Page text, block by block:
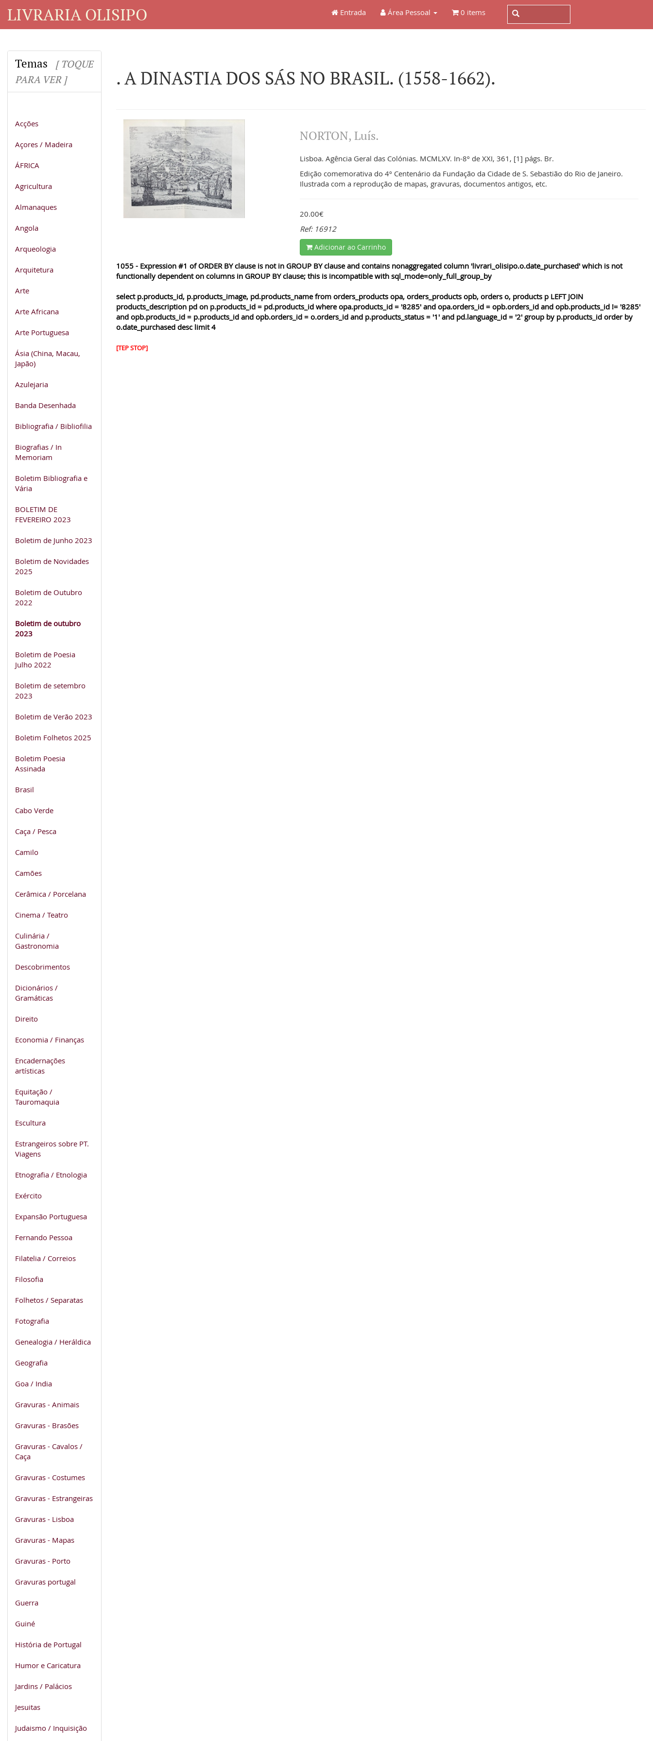
LIVRARIA OLISIPO Entrada Área Pessoal 0 items
Temas
[ TOQUE
PARA VER ]
Acções
Açores / Madeira
ÁFRICA
Agricultura
Almanaques
Angola
Arqueologia
Arquitetura
Arte
Arte Africana
Arte Portuguesa
Ásia (China, Macau,
Japão)
Azulejaria
Banda Desenhada
Bibliografia / Bibliofilia
Biografias / In
Memoriam
Boletim Bibliografia e
Vária
BOLETIM DE
FEVEREIRO 2023
Boletim de Junho 2023
Boletim de Novidades
2025
Boletim de Outubro
2022
Boletim de outubro
2023
Boletim de Poesia
Julho 2022
Boletim de setembro
2023
Boletim de Verão 2023
Boletim Folhetos 2025
Boletim Poesia
Assinada
Brasil
Cabo Verde
Caça / Pesca
Camilo
Camões
Cerâmica / Porcelana
Cinema / Teatro
Culinária /
Gastronomia
Descobrimentos
Dicionários /
Gramáticas
Direito
Economia / Finanças
Encadernações
artísticas
Equitação /
Tauromaquia
Escultura
Estrangeiros sobre PT.
Viagens
Etnografia / Etnologia
Exército
Expansão Portuguesa
Fernando Pessoa
Filatelia / Correios
Filosofia
Folhetos / Separatas
Fotografia
Genealogia / Heráldica
Geografia
Goa / India
Gravuras - Animais
Gravuras - Brasões
Gravuras - Cavalos /
Caça
Gravuras - Costumes
Gravuras - Estrangeiras
Gravuras - Lisboa
Gravuras - Mapas
Gravuras - Porto
Gravuras portugal
Guerra
Guiné
História de Portugal
Humor e Caricatura
Jardins / Palácios
Jesuitas
Judaismo / Inquisição
. A DINASTIA DOS SÁS NO BRASIL. (1558-1662).
NORTON, Luís.
Lisboa. Agência Geral das Colónias. MCMLXV. In-8º de XXI, 361, [1] págs. Br.
Edição comemorativa do 4º Centenário da Fundação da Cidade de S. Sebastião do Rio de Janeiro.
Ilustrada com a reprodução de mapas, gravuras, documentos antigos, etc.
20.00€
Ref: 16912
Adicionar ao Carrinho
1055 - Expression #1 of ORDER BY clause is not in GROUP BY clause and contains nonaggregated column 'livrari_olisipo.o.date_purchased' which is not
functionally dependent on columns in GROUP BY clause; this is incompatible with sql_mode=only_full_group_by
select p.products_id, p.products_image, pd.products_name from orders_products opa, orders_products opb, orders o, products p LEFT JOIN
products_description pd on p.products_id = pd.products_id where opa.products_id = '8285' and opa.orders_id = opb.orders_id and opb.products_id != '8285'
and opb.products_id = p.products_id and opb.orders_id = o.orders_id and p.products_status = '1' and pd.language_id = '2' group by p.products_id order by
o.date_purchased desc limit 4
[TEP STOP]